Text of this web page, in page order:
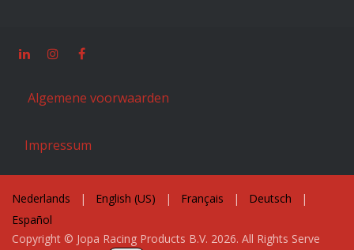
Algemene voorwaarden
Impressum
Copyright © Jopa Racing Products B.V. 2026. All Rights Serve
Nederlands | English (US) | Français | Deutsch
|
Español